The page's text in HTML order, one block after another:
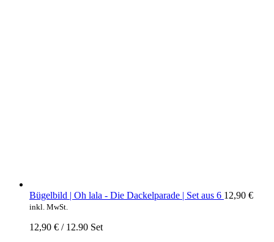
Bügelbild | Oh lala - Die Dackelparade | Set aus 6 12,90 €
inkl. MwSt.
12,90 € / 12.90 Set